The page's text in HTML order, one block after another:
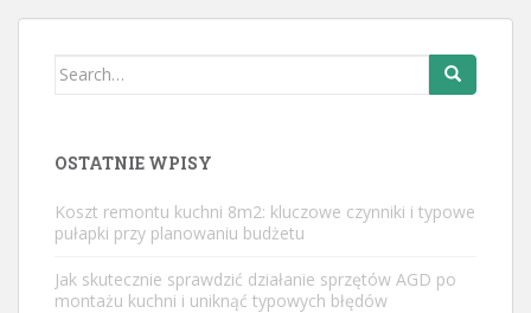
Search
OSTATNIE WPISY
Koszt remontu kuchni 8m2: kluczowe czynniki i typowe
pułapki przy planowaniu budżetu
Jak skutecznie sprawdzić działanie sprzętów AGD po
montażu kuchni i uniknąć typowych błędów